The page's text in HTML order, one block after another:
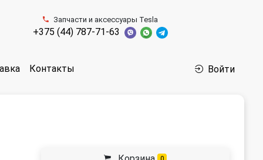
Запчасти и аксессуары Tesla
+375 (44) 787-71-63
Контакты Войти